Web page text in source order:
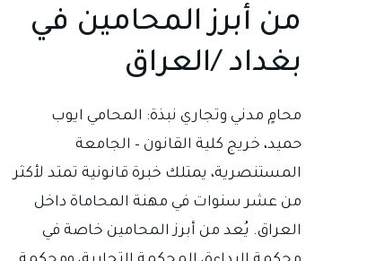
من أبرز المحامين في
بغداد /العراق
محامٍ مدني وتجاري نبذة: المحامي ايوب
حميد، خريج كلية القانون – الجامعة
المستنصرية، يمتلك خبرة قانونية تمتد لأكثر
من عشر سنوات في مهنة المحاماة داخل
العراق. يُعد من أبرز المحامين خاصة في